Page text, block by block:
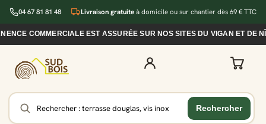
04 67 81 81 48 Livraison gratuite à domicile ou sur chantier dès 69 € TTC
COMMERCIALE EST ASSURÉE SUR NOS SITES DU VIGAN ET DE